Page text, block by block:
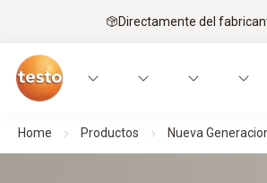
Directamente del
Home Productos Nueva